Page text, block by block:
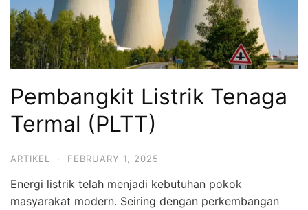
Pembangkit Listrik Tenaga
Termal (PLTT)
ARTIKEL · FEBRUARY 1, 2025
Energi listrik telah menjadi kebutuhan pokok
masyarakat modern. Seiring dengan perkembangan